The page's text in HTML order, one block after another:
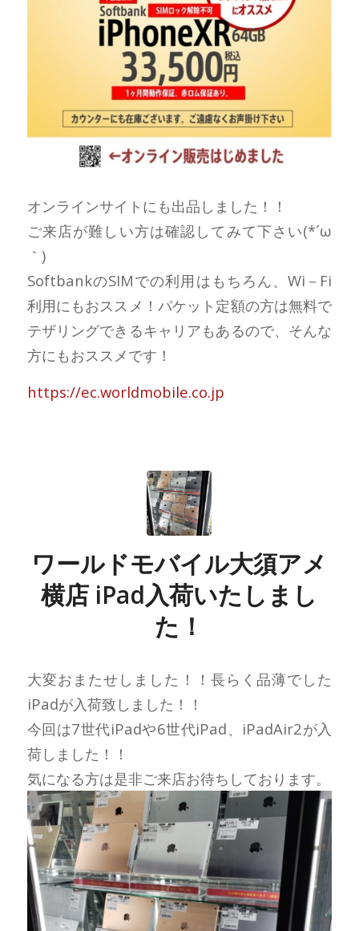
オンラインサイトにも出品しました！！
ご来店が難しい方は確認してみて下さい(*´ω
｀)
SoftbankのSIMでの利用はもちろん、Wi－Fi
利用にもおススメ！パケット定額の方は無料で
テザリングできるキャリアもあるので、そんな
方にもおススメです！
https://ec.worldmobile.co.jp
ワールドモバイル大須アメ
横店 iPad入荷いたしまし
た！
大変おまたせしました！！長らく品薄でした
iPadが入荷致しました！！
今回は7世代iPadや6世代iPad、iPadAir2が入
荷しました！！
気になる方は是非ご来店お待ちしております。